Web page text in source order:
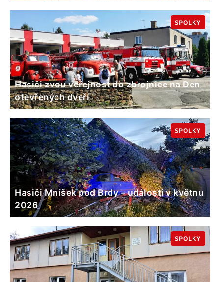
Hasiči zvou veřejnost do zbrojnice na Den
otevřených dveří
SPOLKY
Hasiči Mníšek pod Brdy – události v květnu
2026
SPOLKY
SPOLKY